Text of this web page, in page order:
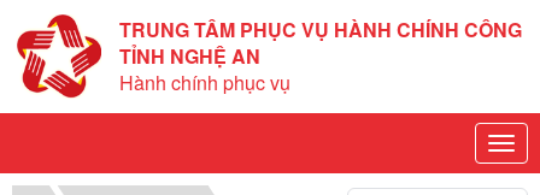
TRUNG TÂM PHỤC VỤ HÀNH CHÍNH CÔNG
TỈNH NGHỆ AN
Hành chính phục vụ